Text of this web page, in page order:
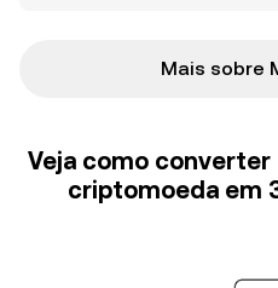
Mais sobre
Veja como
criptomoeda em